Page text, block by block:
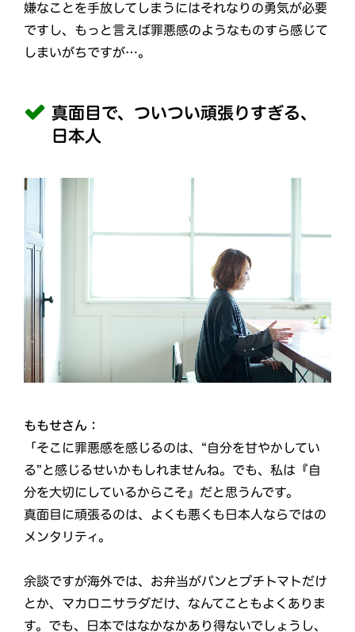
嫌なことを手放してしまうにはそれなりの勇気が必要
ですし、もっと言えば罪悪感のようなものすら感じて
しまいがちですが…。
真面目で、ついつい頑張りすぎる、
日本人
ももせさん：
「そこに罪悪感を感じるのは、“自分を甘やかしてい
る”と感じるせいかもしれませんね。でも、私は『自
分を大切にしているからこそ』だと思うんです。
真面目に頑張るのは、よくも悪くも日本人ならではの
メンタリティ。
余談ですが海外では、お弁当がパンとプチトマトだけ
とか、マカロニサラダだけ、なんてこともよくありま
す。でも、日本ではなかなかあり得ないでしょうし、